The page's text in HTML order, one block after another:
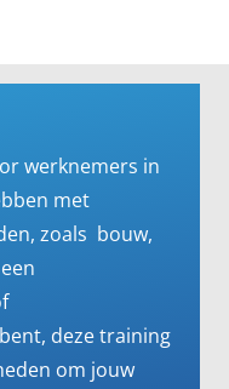
werknemers in
met
zoals bouw,
deze training
om jouw